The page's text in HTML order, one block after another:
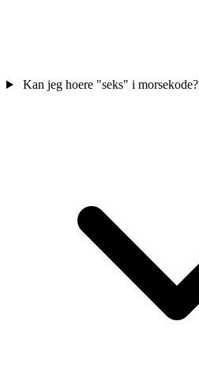
Kan jeg hoere "seks" i morsekode?